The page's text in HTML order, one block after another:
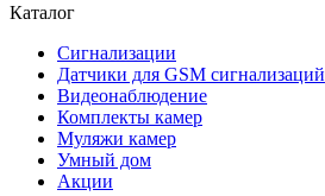
Каталог
Сигнализации
Датчики для GSM сигнализаций
Видеонаблюдение
Комплекты камер
Муляжи камер
Умный дом
Акции